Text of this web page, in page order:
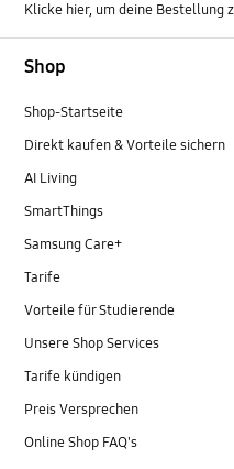
Klicke hier, um deine Bestellung
Shop
Shop-Startseite
Direkt kaufen & Vorteile sichern
AI Living
SmartThings
Samsung Care+
Tarife
Vorteile für Studierende
Unsere Shop Services
Tarife kündigen
Preis Versprechen
Online Shop FAQ's